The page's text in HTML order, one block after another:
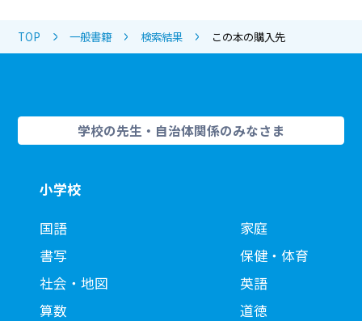
TOP 一般書籍 検索結果 この本の購入先
学校の先生・自治体関係のみなさま
小学校
国語
書写
社会・地図
算数
家庭
保健・体育
英語
道徳